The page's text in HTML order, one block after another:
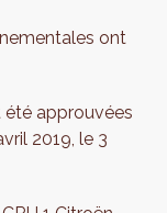
ont
approuvées
2019, le 3